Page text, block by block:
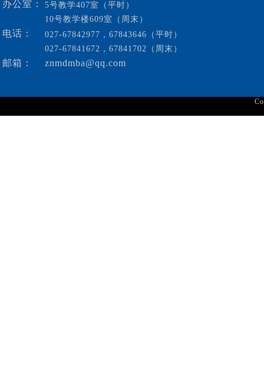
办公室：
5号教学407室（平时）
10号教学楼609室（周末）
电话：
027-67842977，67843646（平时）
027-67841672，67841702（周末）
邮箱： znmdmba@qq.com